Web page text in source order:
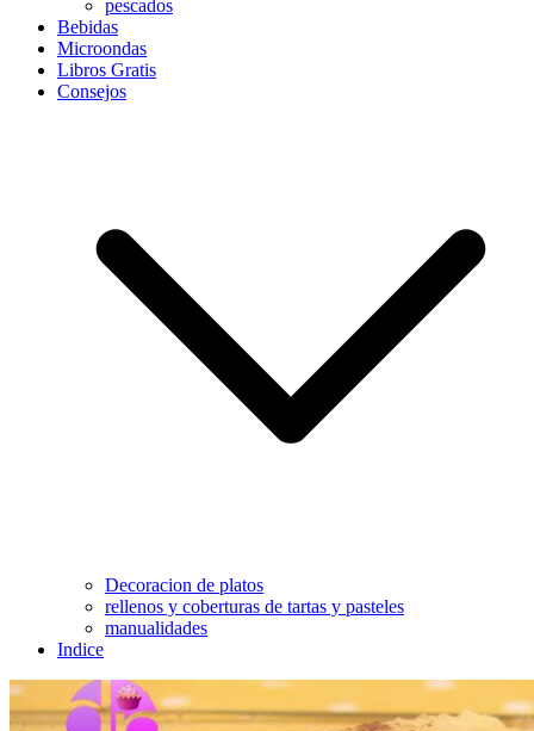
pescados
Bebidas
Microondas
Libros Gratis
Consejos
Decoracion de platos
rellenos y coberturas de tartas y pasteles
manualidades
Indice